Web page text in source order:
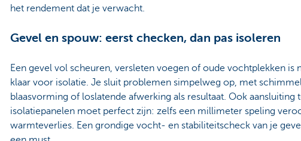
het rendement dat je verwacht.
Gevel en spouw: eerst checken, dan pas isoleren
Een gevel vol scheuren, versleten voegen of oude vochtplekken is
klaar voor isolatie. Je sluit problemen simpelweg op, met
blaasvorming of loslatende afwerking als resultaat. Ook aansluiting
isolatiepanelen moet perfect zijn: zelfs een millimeter speling
warmteverlies. Een grondige vocht- en stabiliteitscheck van je